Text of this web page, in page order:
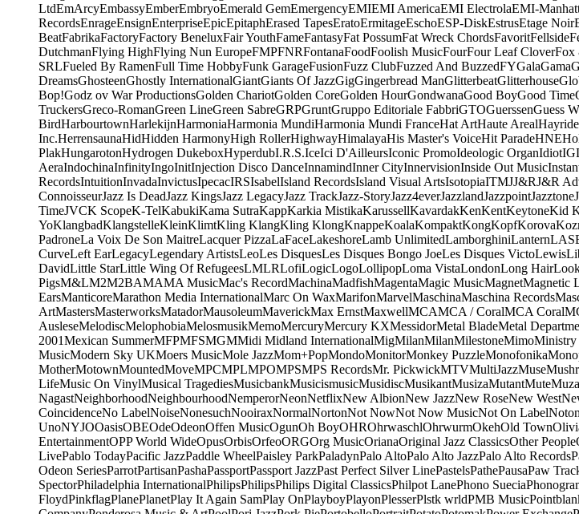
LtdEmArcyEmbassyEmberEmbryoEmerald GemEmergencyEMIEMI AmericaEMI ElectrolaEMI-
RecordsEnrageEnsignEnterpriseEpicEpitaphErased TapesEratoErmitageEschoESP-DiskEstrusEtage Noir
BeatFabrikaFactoryFactory BeneluxFair YouthFameFantasyFat PossumFat Wreck ChordsFavoritFellside
DutchmanFlying HighFlying Nun EuropeFMPFNRFontanaFoodFoolish MusicFourFour Leaf CloverFox
SRLFueled By RamenFull Time HobbyFunk GarageFusionFuzz ClubFuzzed And BuzzedFYGalaGama
DreamsGhosteenGhostly InternationalGiantGiants Of JazzGigGingerbread ManGlitterbeatGlitterhouse
Bop!Godz ov War ProductionsGolden ChariotGolden CoreGolden HourGondwanaGood BoyGood Time
TruckersGreco-RomanGreen LineGreen SabreGRPGruntGruppo Editoriale FabbriGTOGuerssenGuess
BirdHarbourtownHarlekijnHarmoniaHarmonia MundiHarmonia Mundi FranceHat ArtHaute Areal
Inc.HerrensaunaHidHidden HarmonyHigh RollerHighwayHimalayaHis Master's VoiceHit ParadeHNE
PlakHungarotonHydrogen DukeboxHyperdubI.R.S.IceIci D'AilleursIconic PromoIdeologic OrganIdiot
AeraIndochinaInfinityIngoInitInjection Disco DanceInnamindInner CityInnervisionInside Out Music
RecordsIntuitionInvadaInvictusIpecacIRSIsabelIsland RecordsIsland Visual ArtsIsotopiaITMJJ&RJ&R
ConnoisseurJazz Is DeadJazz KingsJazz LegacyJazz TrackJazz-StoryJazz4everJazzlandJazzpointJazztone
TimeJVCK ScopeK-TelKabukiKama SutraKappKarkia MistikaKarussellKavardakKenKentKeytoneKid
YoKlangbadKlangstelleKleinKlimtKling KlangKling KlongKnappeKoalaKompaktKongKopfKorova
PadroneLa Voix De Son MaitreLacquer PizzaLaFaceLakeshoreLamb UnlimitedLamborghiniLantern
CurveLeft EarLegacyLegendary ArtistsLeoLes DisquesLes Disques Bongo JoeLes Disques VictoLewis
DavidLittle StarLittle Wing Of RefugeesLMLRLofiLogicLogoLollipopLoma VistaLondonLong Hair
PigsM&LM2M2BAMAMA MusicMac's RecordMachinaMadfishMagentaMagic MusicMagnetMagnetic
EarsManticoreMarathon Media InternationalMarc On WaxMarifonMarvelMaschinaMaschina Records
ArtMastersMasterworksMatadorMausoleumMaverickMax ErnstMaxwellMCAMCA / CoralMCA Coral
AusleseMelodiscMelophobiaMelosmusikMemoMercuryMercury KXMessidorMetal BladeMetal
2001Mexican SummerMFPMFSMGMMidi Midland InternationalMigMilanMilanMilestoneMimoMinistry
MusicModern Sky UKMoers MusicMole JazzMom+PopMondoMonitorMonkey PuzzleMonofonika
MotherMotownMountedMoveMPCMPLMPOMPSMPS RecordsMr. PickwickMTVMultiJazzMuse
LifeMusic On VinylMusical TragediesMusicbankMusicismusicMusidiscMusikantMusizaMutantMuteMuza
NagastNeighborhoodNeighbourhoodNemperorNeonNetflixNew AlbionNew JazzNew RoseNew West
CoincidenceNo LabelNoiseNonesuchNooiraxNormalNortonNot NowNot Now MusicNot On LabelNoton
UnoNYJOOasisOBEOdeOdeonOffen MusicOgunOh BoyOHROhrwaschlOhrwurmOkehOld Town
EntertainmentOPP World WideOpusOrbisOrfeoORGOrg MusicOrianaOriginal Jazz ClassicsOther People
LivePablo TodayPacific JazzPaddle WheelPaisley ParkPaladynPalo AltoPalo Alto JazzPalo Alto Records
Odeon SeriesParrotPartisanPashaPassportPassport JazzPast Perfect Silver LinePastelsPathePausaPaw
SpectorPhiladelphia InternationalPhilipsPhilipsPhilips Digital ClassicsPhilpot LanePhono Suecia
FloydPinkflagPlanePlanetPlay It Again SamPlay OnPlayboyPlayonPlesserPlstk wrldPMB Music